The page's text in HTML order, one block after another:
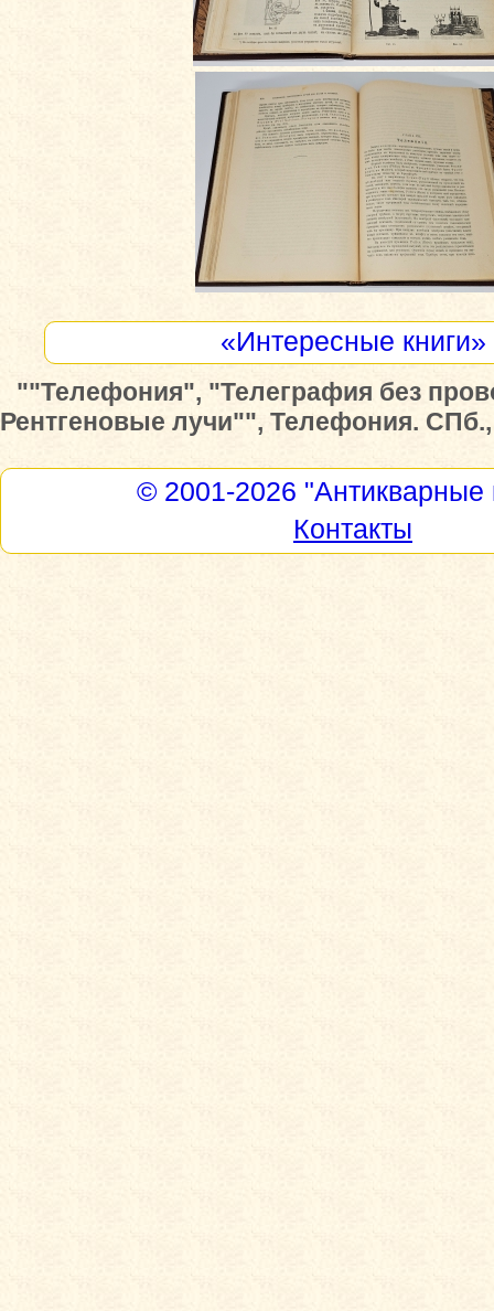
«Интересные книги»
""Телефония", "Телеграфия без
Рентгеновые лучи"", Телефония. СПб.,
© 2001-2026 "Антикварные
Контакты